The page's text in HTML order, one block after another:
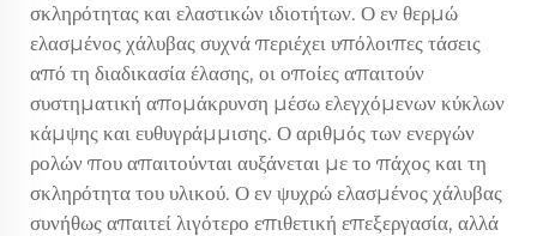
σκληρότητας και ελαστικών ιδιοτήτων. Ο εν θερμώ
ελασμένος χάλυβας συχνά περιέχει υπόλοιπες τάσεις
από τη διαδικασία έλασης, οι οποίες απαιτούν
συστηματική απομάκρυνση μέσω ελεγχόμενων κύκλων
κάμψης και ευθυγράμμισης. Ο αριθμός των ενεργών
ρολών που απαιτούνται αυξάνεται με το πάχος και τη
σκληρότητα του υλικού. Ο εν ψυχρώ ελασμένος χάλυβας
συνήθως απαιτεί λιγότερο επιθετική επεξεργασία, αλλά